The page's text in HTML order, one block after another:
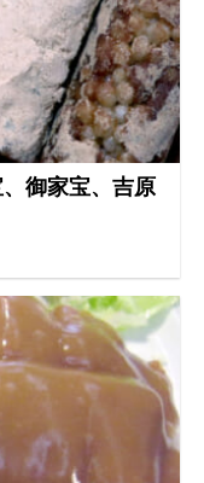
御家宝、吉原